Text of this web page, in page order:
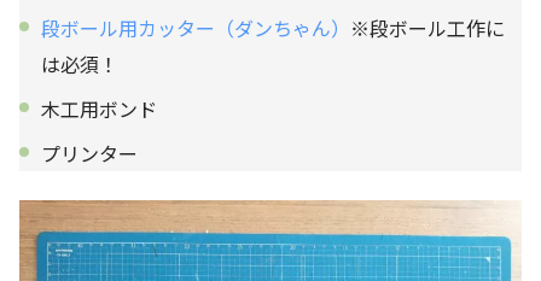
段ボール用カッター（ダンちゃん） ※段ボール工作に
は必須！
木工用ボンド
プリンター